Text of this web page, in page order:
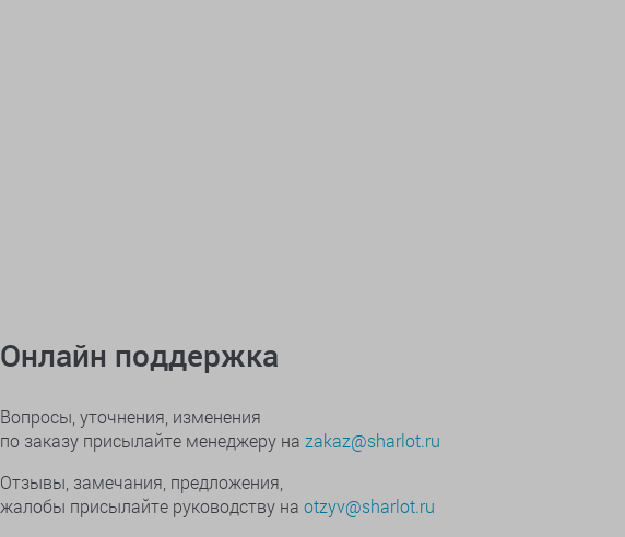
Онлайн поддержка
Вопросы, уточнения, изменения
по заказу присылайте менеджеру на zakaz@sharlot.ru
Отзывы, замечания, предложения,
жалобы присылайте руководству на otzyv@sharlot.ru